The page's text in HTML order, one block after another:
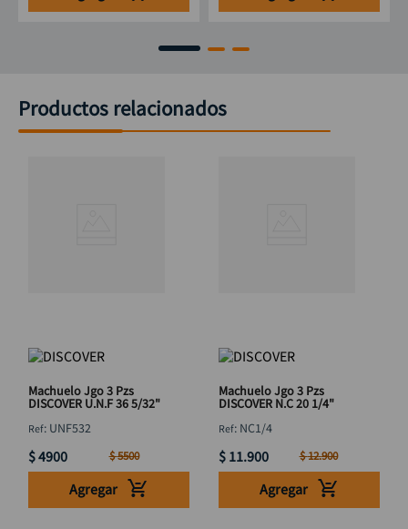
Productos relacionados
Machuelo Jgo 3 Pzs
DISCOVER U.N.F 36 5/32"
: UNF532
$4900 $5500
Agregar
Machuelo Jgo 3 Pzs
DISCOVER N.C 20 1/4"
: NC1/4
$ 11.900 $12.900
Agregar